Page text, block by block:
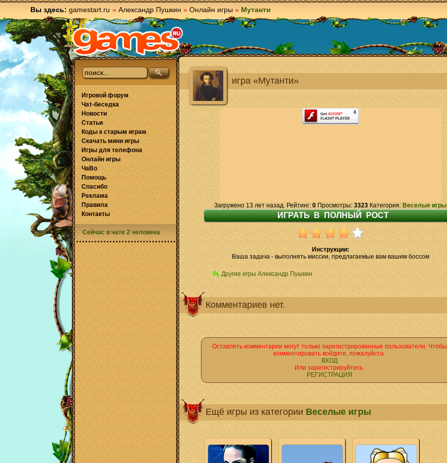
Вы здесь: gamestart.ru » Александр Пушкин » Онлайн игры » Мутанти
игра «Мутанти»
Загружено 13 лет назад. Рейтинг:0 Просмотры: 3323 Категория: Веселые игры
Инструкции:
Ваша задача - выполнять миссии, предлагаемые вам вашим боссом
Другие игры Александр Пушкин
Комментариев нет.
Оставлять комментарии могут только зарегистрированные пользователи. Чтобы
комментировать войдите, пожалуйста.
ВХОД
Или зарегистрируйтесь.
РЕГИСТРАЦИЯ
Ещё игры из категории Веселые игры
Игровой форум
Чат-беседка
Новости
Статьи
Коды к старым играм
Скачать мини игры
Игры для телефона
Онлайн игры
ЧаВо
Помощь
Спасибо
Реклама
Правила
Контакты
Сейчас в чате 2 человека